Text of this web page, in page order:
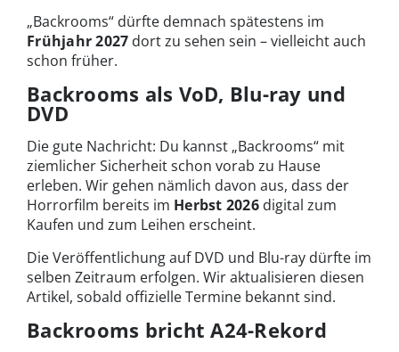
„Backrooms“ dürfte demnach spätestens im
Frühjahr 2027 dort zu sehen sein – vielleicht auch
schon früher.
Backrooms als VoD, Blu-ray und
DVD
Die gute Nachricht: Du kannst „Backrooms“ mit
ziemlicher Sicherheit schon vorab zu Hause
erleben. Wir gehen nämlich davon aus, dass der
Horrorfilm bereits im Herbst 2026digital zum
Kaufen und zum Leihen erscheint.
Die Veröffentlichung auf DVD und Blu-ray dürfte im
selben Zeitraum erfolgen. Wir aktualisieren diesen
Artikel, sobald offizielle Termine bekannt sind.
Backrooms bricht A24-Rekord